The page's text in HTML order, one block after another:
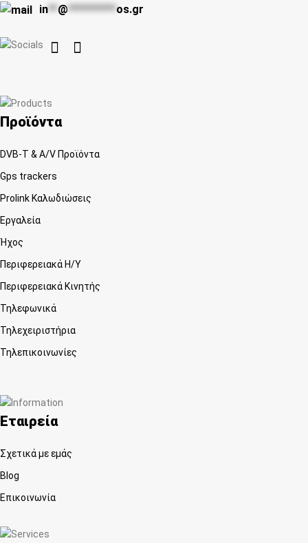
in**@**********os.gr
 
Προϊόντα
DVB-T & A/V Προϊόντα
Gps trackers
Prolink Καλωδιώσεις
Εργαλεία
Ήχος
Περιφερειακά Η/Υ
Περιφερειακά Κινητής
Τηλεφωνικά
Τηλεχειριστήρια
Τηλεπικοινωνίες
Εταιρεία
Σχετικά με εμάς
Blog
Επικοινωνία